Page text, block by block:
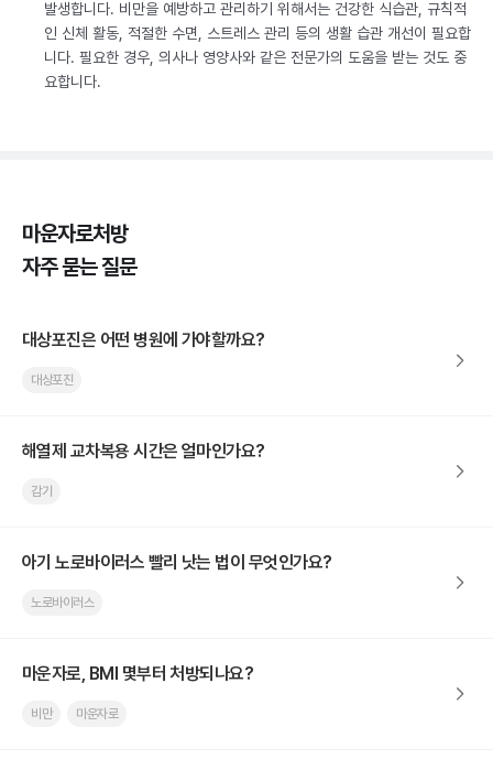
발생합니다. 비만을 예방하고 관리하기 위해서는 건강한 식습관, 규칙적
인 신체 활동, 적절한 수면, 스트레스 관리 등의 생활 습관 개선이 필요합
니다. 필요한 경우, 의사나 영양사와 같은 전문가의 도움을 받는 것도 중
요합니다.
마운자로처방
자주 묻는 질문
대상포진은 어떤 병원에 가야할까요?
대상포진
해열제 교차복용 시간은 얼마인가요?
감기
아기 노로바이러스 빨리 낫는 법이 무엇인가요?
노로바이러스
마운자로, BMI 몇부터 처방되나요?
비만 마운자로